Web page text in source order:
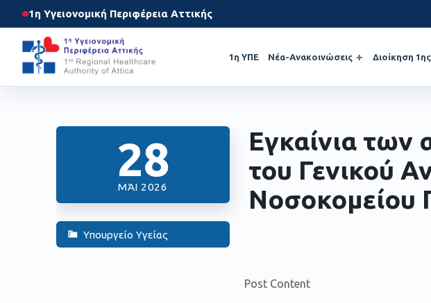
1η Υγειονομική Περιφέρεια Αττικής
1η ΥΠΕ Νέα-Ανακοινώσεις Διοίκηση
28
ΜΆΙ 2026
Υπουργείο Υγείας
Εγκαίνια των
του Γενικού
Νοσοκομείου
Post Content